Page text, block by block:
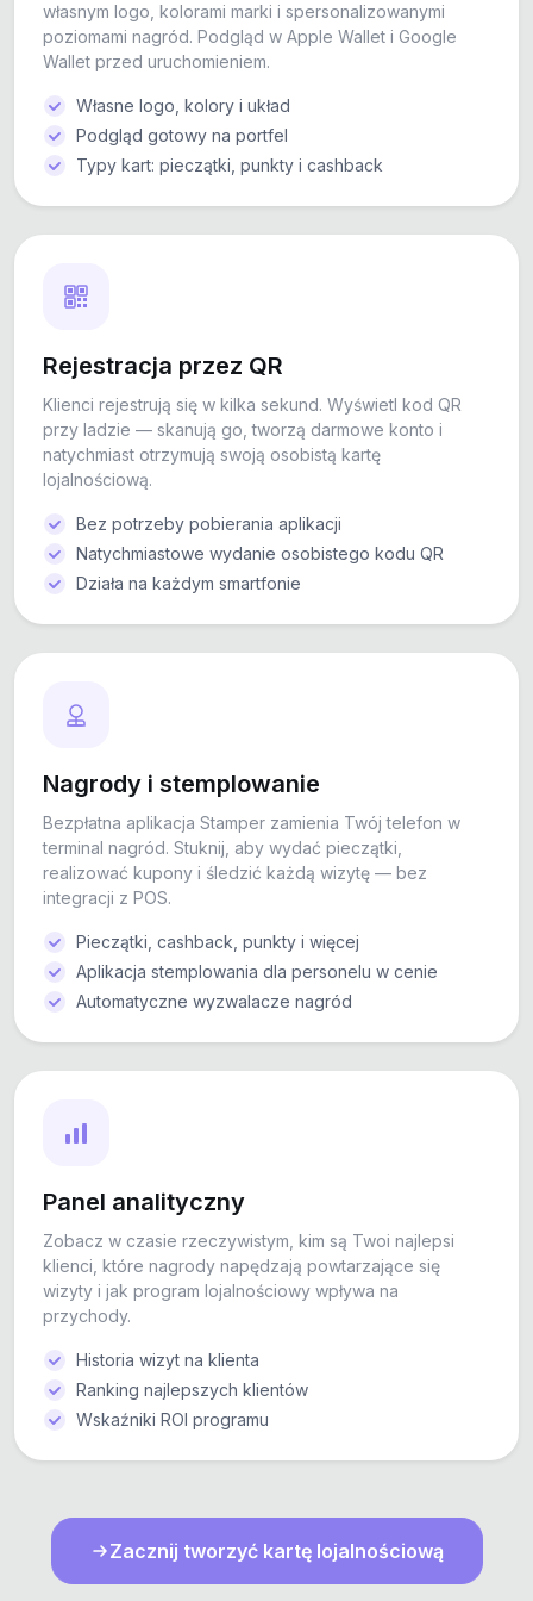
własnym logo, kolorami marki i spersonalizowanymi
poziomami nagród. Podgląd w Apple Wallet i Google
Wallet przed uruchomieniem.
Własne logo, kolory i układ
Podgląd gotowy na portfel
Typy kart: pieczątki, punkty i cashback
Rejestracja przez QR
Klienci rejestrują się w kilka sekund. Wyświetl kod QR
przy ladzie — skanują go, tworzą darmowe konto i
natychmiast otrzymują swoją osobistą kartę
lojalnościową.
Bez potrzeby pobierania aplikacji
Natychmiastowe wydanie osobistego kodu QR
Działa na każdym smartfonie
Nagrody i stemplowanie
Bezpłatna aplikacja Stamper zamienia Twój telefon w
terminal nagród. Stuknij, aby wydać pieczątki,
realizować kupony i śledzić każdą wizytę — bez
integracji z POS.
Pieczątki, cashback, punkty i więcej
Aplikacja stemplowania dla personelu w cenie
Automatyczne wyzwalacze nagród
Panel analityczny
Zobacz w czasie rzeczywistym, kim są Twoi najlepsi
klienci, które nagrody napędzają powtarzające się
wizyty i jak program lojalnościowy wpływa na
przychody.
Historia wizyt na klienta
Ranking najlepszych klientów
Wskaźniki ROI programu
Zacznij tworzyć kartę lojalnościową